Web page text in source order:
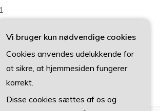
Vi bruger kun nødvendige cookies
Cookies anvendes udelukkende for
at sikre, at hjemmesiden fungerer
korrekt.
Disse cookies sættes af os og